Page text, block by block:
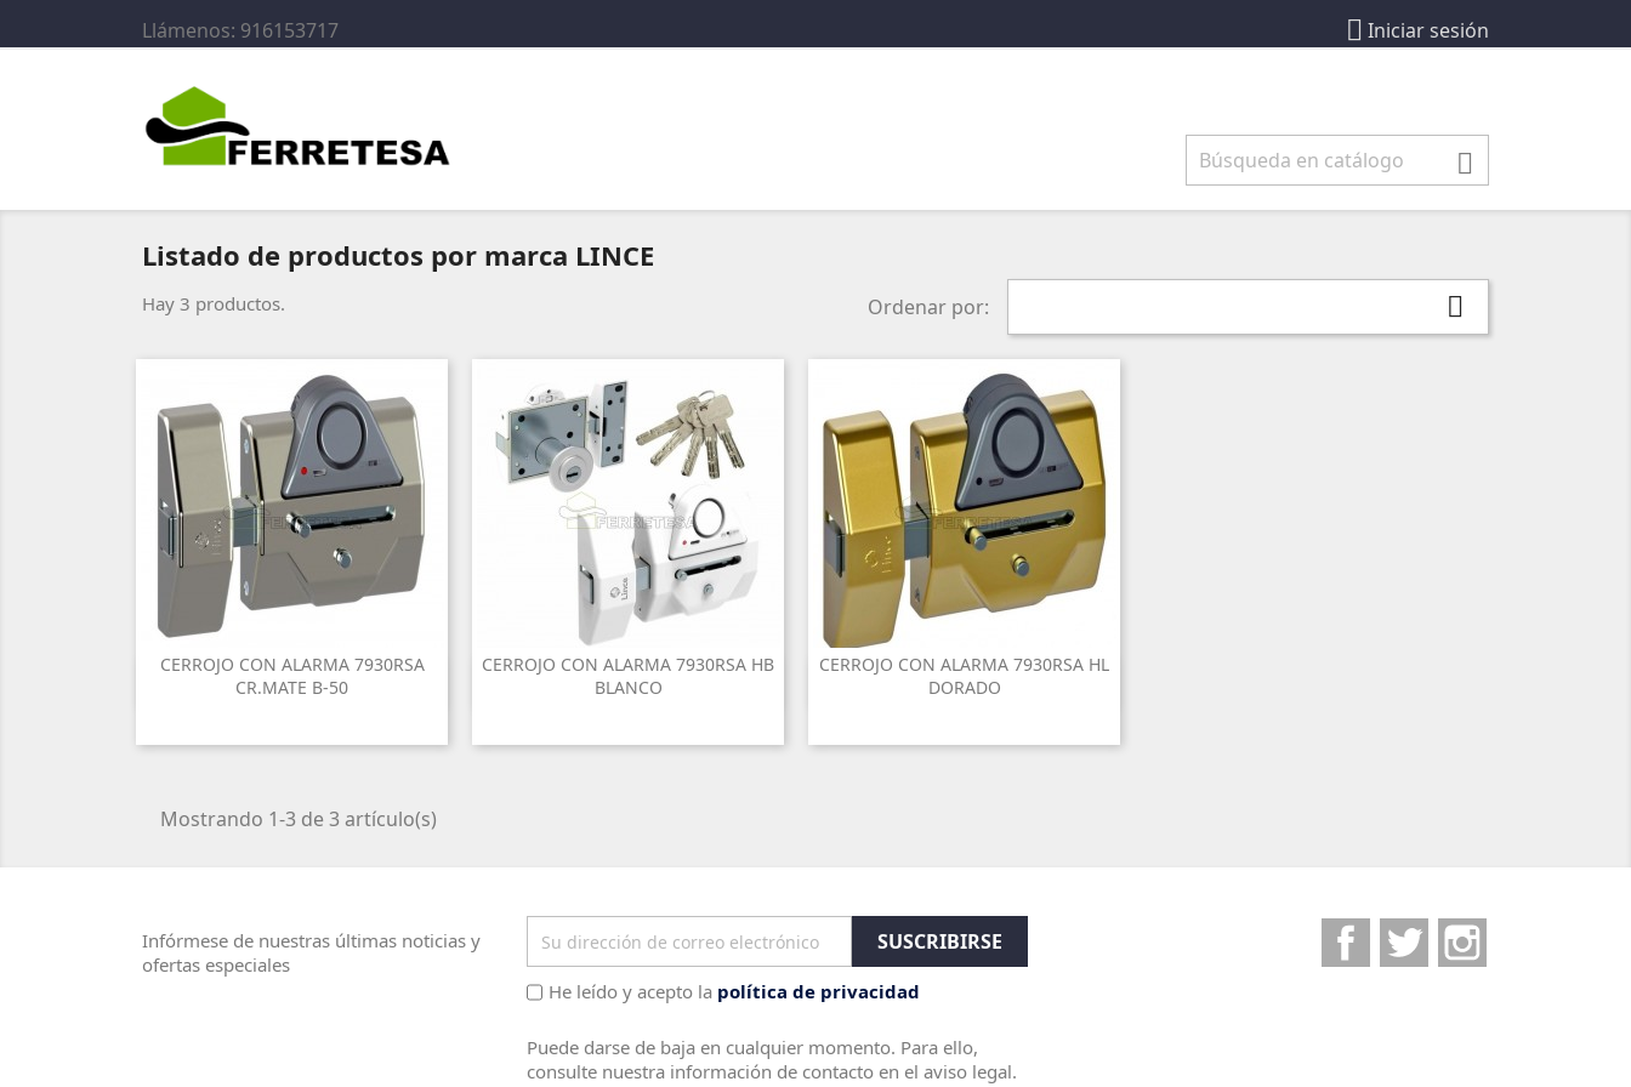
Llámenos: 916153717  Iniciar sesión

Listado de productos por marca LINCE
Hay 3 productos. Ordenar por: 
CERROJO CON ALARMA 7930RSA
CR.MATE B-50
 Vista rápida
CERROJO CON ALARMA 7930RSA HB
BLANCO
Vista rápida
CERROJO CON ALARMA 7930RSA HL
DORADO
Vista rápida
Mostrando 1-3 de 3 artículo(s)
Infórmese de nuestras últimas noticias y
ofertas especiales
He leído y acepto la política de privacidad
Puede darse de baja en cualquier momento. Para ello,
consulte nuestra información de contacto en el aviso legal.
FacebookTwitter